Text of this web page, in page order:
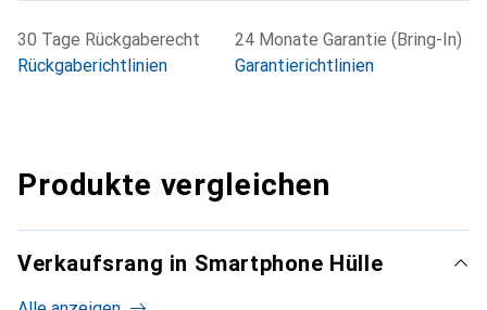
30 Tage Rückgaberecht
Rückgaberichtlinien
24 Monate Garantie (Bring-In)
Garantierichtlinien
Produkte vergleichen
Verkaufsrang in Smartphone Hülle